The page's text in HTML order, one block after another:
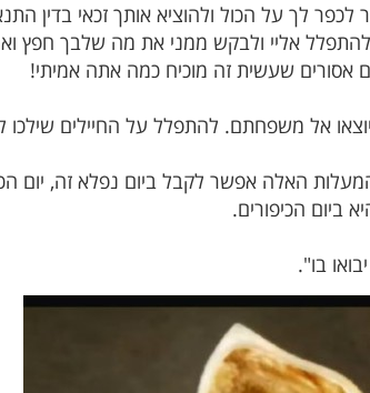
לך על הכול ולהוציא אותך זכאי בדין
אליי ולבקש ממני את מה שלבך חפץ
אסורים שעשית זה מוכיח כמה אתה אמיתי!
אל משפחתם. להתפלל על החיילים שילכו
האלה אפשר לקבל ביום נפלא זה, יום
ביום הכיפורים.
בו".